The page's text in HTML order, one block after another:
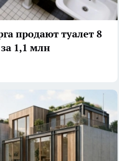
продают туалет 8
1,1 млн